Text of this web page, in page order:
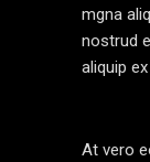
mgna
nostrud
aliquip
At vero